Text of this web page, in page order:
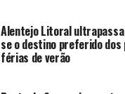
Alentejo Litoral
se o destino preferido
férias de verão